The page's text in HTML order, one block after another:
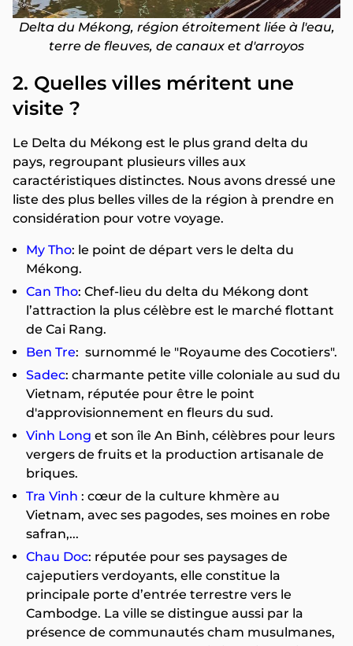
Delta du Mékong, région étroitement liée à l'eau,
terre de fleuves, de canaux et d'arroyos
2. Quelles villes méritent une
visite ?
Le Delta du Mékong est le plus grand delta du
pays, regroupant plusieurs villes aux
caractéristiques distinctes. Nous avons dressé une
liste des plus belles villes de la région à prendre en
considération pour votre voyage.
My Tho: le point de départ vers le delta du
Mékong.
Can Tho: Chef-lieu du delta du Mékong dont
l’attraction la plus célèbre est le marché flottant
de Cai Rang.
Ben Tre: surnommé le "Royaume des Cocotiers".
Sadec: charmante petite ville coloniale au sud du
Vietnam, réputée pour être le point
d'approvisionnement en fleurs du sud.
Vinh Long et son île An Binh, célèbres pour leurs
vergers de fruits et la production artisanale de
briques.
Tra Vinh : cœur de la culture khmère au
Vietnam, avec ses pagodes, ses moines en robe
safran,...
Chau Doc: réputée pour ses paysages de
cajeputiers verdoyants, elle constitue la
principale porte d’entrée terrestre vers le
Cambodge. La ville se distingue aussi par la
présence de communautés cham musulmanes,